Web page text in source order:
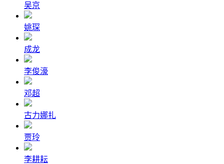
吴京
姚琛
成龙
李俊濠
邓超
古力娜扎
贾玲
李耕耘